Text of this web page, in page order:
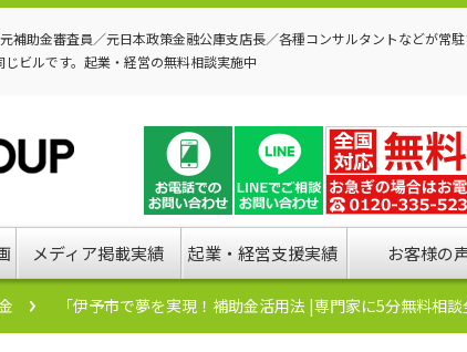
補助金審査員／元日本政策金融公庫支店長／各種コンサルタントなどが常
ビルです。起業・経営の無料相談実施中
メディア掲載実績 起業・経営支援実績 お客様の
「伊予市で夢を実現！補助金活用法 |専門家に5分無料相談